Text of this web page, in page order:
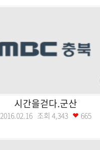
시간을걷다.군산
2016.02.16 조회 4,343 665